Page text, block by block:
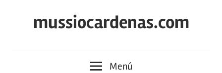
mussiocardenas.com
Menú